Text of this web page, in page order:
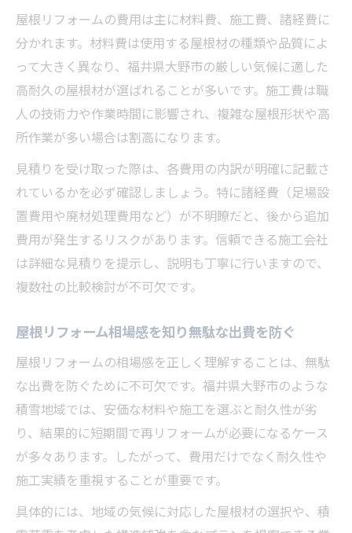
屋根リフォームの費用は主に材料費、施工費、諸経費に
分かれます。材料費は使用する屋根材の種類や品質によ
って大きく異なり、福井県大野市の厳しい気候に適した
高耐久の屋根材が選ばれることが多いです。施工費は職
人の技術力や作業時間に影響され、複雑な屋根形状や高
所作業が多い場合は割高になります。
見積りを受け取った際は、各費用の内訳が明確に記載さ
れているかを必ず確認しましょう。特に諸経費（足場設
置費用や廃材処理費用など）が不明瞭だと、後から追加
費用が発生するリスクがあります。信頼できる施工会社
は詳細な見積りを提示し、説明も丁寧に行いますので、
複数社の比較検討が不可欠です。
屋根リフォーム相場感を知り無駄な出費を防ぐ
屋根リフォームの相場感を正しく理解することは、無駄
な出費を防ぐために不可欠です。福井県大野市のような
積雪地域では、安価な材料や施工を選ぶと耐久性が劣
り、結果的に短期間で再リフォームが必要になるケース
が多々あります。したがって、費用だけでなく耐久性や
施工実績を重視することが重要です。
具体的には、地域の気候に対応した屋根材の選択や、積